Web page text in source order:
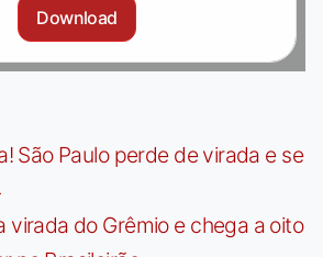
Download
São Paulo perde de virada e se
virada do Grêmio e chega a oito